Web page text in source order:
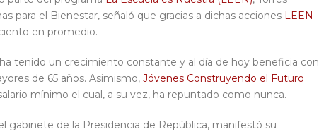
para el Bienestar, señaló que gracias a dichas acciones LEEN
en promedio.
ha tenido un crecimiento constante y al día de hoy beneficia con
de 65 años. Asimismo, Jóvenes Construyendo el Futuro
mínimo el cual, a su vez, ha repuntado como nunca.
gabinete de la Presidencia de República, manifestó su